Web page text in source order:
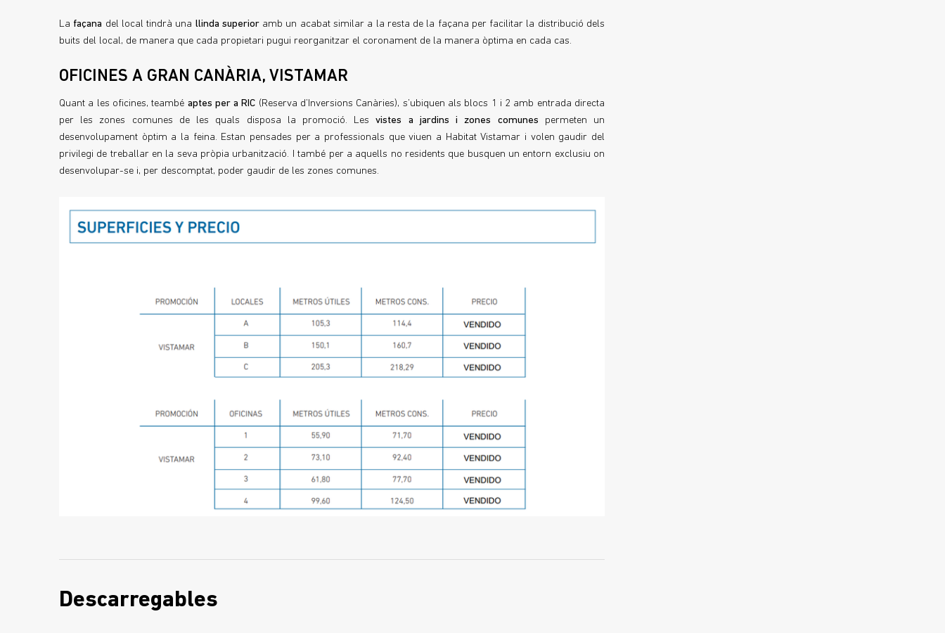
La façana del local tindrà una llinda superioramb un acabat similar a la resta de la façana per facilitar la distribució dels
buits del local, de manera que cada propietari pugui reorganitzar el coronament de la manera òptima en cada cas.
OFICINES A GRAN CANÀRIA, VISTAMAR
Quant a les oficines, teambé aptes per a RIC (Reserva d’Inversions Canàries), s’ubiquen als blocs 1 i 2 amb entrada directa
per les zones comunes de les quals disposa la promoció. Lesvistes a jardins i zones comunes permeten un
desenvolupament òptim a la feina. Estan pensades per a professionals que viuen a Habitat Vistamar i volen gaudir del
privilegi de treballar en la seva pròpia urbanització. I també per a aquells no residents que busquen un entorn exclusiu on
desenvolupar-se i, per descomptat, poder gaudir de les zones comunes.
Descarregables